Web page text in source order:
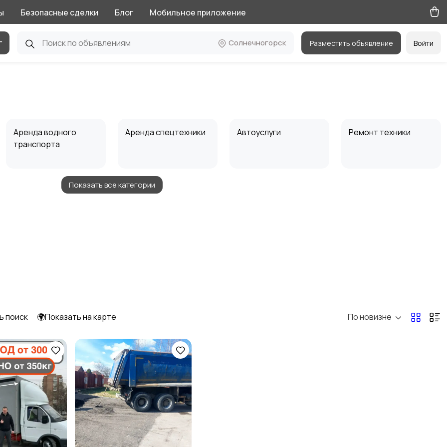
Безопасные сделки Блог Мобильное приложение
Солнечногорск Разместить объявление Войти
Аренда водного
транспорта
Аренда спецтехники Автоуслуги Ремонт техники
Сборка мебели и
Уход за животными Юридические услуги
Показать все категории
поиск 🌍Показать на карте По новизне